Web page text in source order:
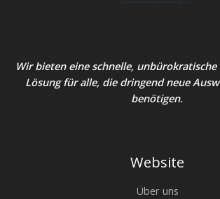
Wir bieten eine schnelle,
Lösung für alle, die dringend neue
benötigen.
Website
Über uns